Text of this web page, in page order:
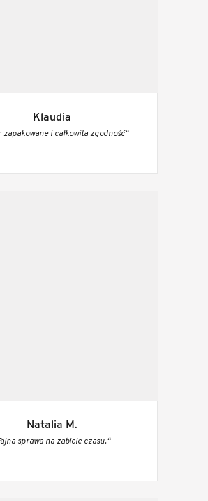
Klaudia
zapakowane i całkowita zgodność“
Natalia M.
sprawa na zabicie czasu.“